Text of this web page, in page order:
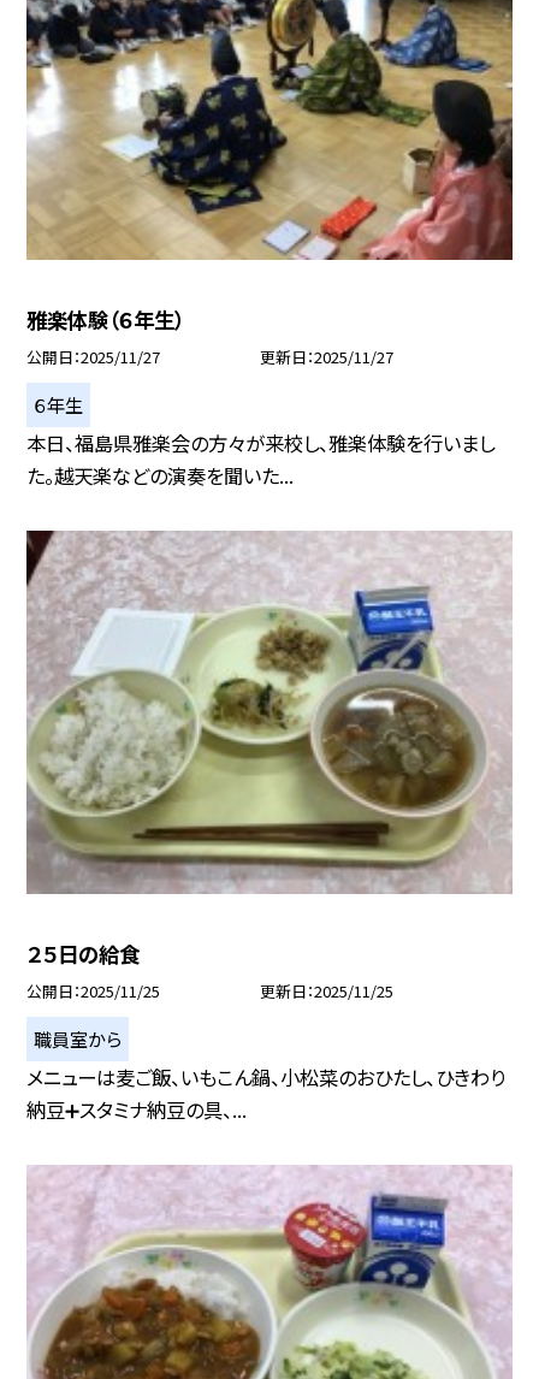
雅楽体験（６年生）
公開日 2025/11/27 更新日 2025/11/27
６年生
本日、福島県雅楽会の方々が来校し、雅楽体験を行いまし
た。越天楽などの演奏を聞いた...
２５日の給食
公開日 2025/11/25 更新日 2025/11/25
職員室から
メニューは麦ご飯、いもこん鍋、小松菜のおひたし、ひきわり
納豆➕スタミナ納豆の具、...